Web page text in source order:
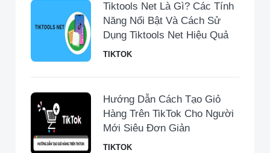
Tiktools Net Là Gì? Các Tính
Năng Nổi Bật Và Cách Sử
Dụng Tiktools Net Hiệu Quả
TIKTOK
Hướng Dẫn Cách Tạo Giỏ
Hàng Trên TikTok Cho Người
Mới Siêu Đơn Giản
TIKTOK